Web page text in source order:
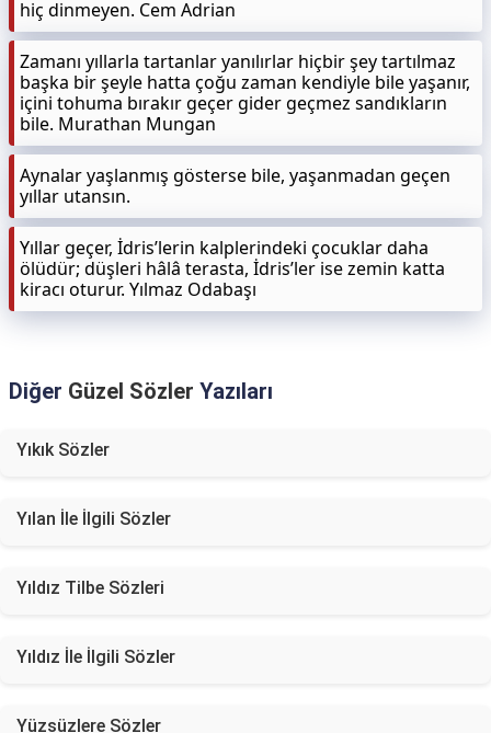
hiç dinmeyen. Cem Adrian
Zamanı yıllarla tartanlar yanılırlar hiçbir şey tartılmaz
başka bir şeyle hatta çoğu zaman kendiyle bile yaşanır,
içini tohuma bırakır geçer gider geçmez sandıkların
bile. Murathan Mungan
Aynalar yaşlanmış gösterse bile, yaşanmadan geçen
yıllar utansın.
Yıllar geçer, İdris’lerin kalplerindeki çocuklar daha
ölüdür; düşleri hâlâ terasta, İdris’ler ise zemin katta
kiracı oturur. Yılmaz Odabaşı
Diğer Güzel Sözler Yazıları
Yıkık Sözler
Yılan İle İlgili Sözler
Yıldız Tilbe Sözleri
Yıldız İle İlgili Sözler
Yüzsüzlere Sözler